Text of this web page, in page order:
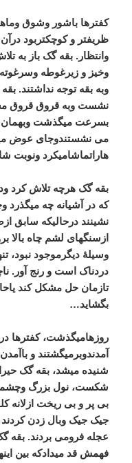
کفترها باشور وشوق
ظریفتر و کوچکتربود درآن
وانتظار.بقه گک باز به
وخیز و زیرغوطه وسرغوته
وبه بقه توجه نداشتند.بقه
نشست وبه قروق قروق
بسرعت میگذشت وبهمان
می نشستندوجای عوض
هاراتماشامیکرد ونوبت
بقه گک هرچه تلاش کرد
که در آشیانه چه میگذرد
نشینند درحالیکه سابق
ازسنگهای لشم چاه بالا
وسیلۀ دیگرموجود نبود،
دردناک است و رنج آور.
تازمان حل مشکل کند
بگشاید…
روزهامیگذشت، کفترها
آمدندوبرمیگشتند و باآمدن
شنیده میشد، بقه گک
شکست، نول بزرگ
بی پر و بی ریخت ازلانه
جیک جیک وبال زدن کردند
عجله فرومی بردند.بقه
فهمش قد میدادکه بین